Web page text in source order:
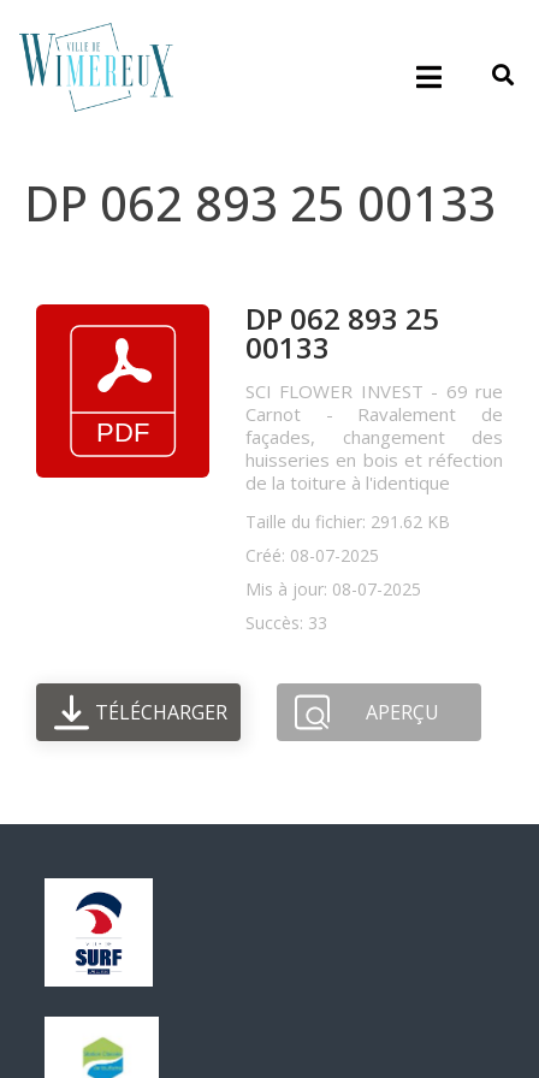
DP 062 893 25 00133
DP 062 893 25
00133
SCI FLOWER INVEST - 69 rue
Carnot - Ravalement de
façades, changement des
huisseries en bois et réfection
de la toiture à l'identique
Taille du fichier: 291.62 KB
Créé: 08-07-2025
Mis à jour: 08-07-2025
Succès: 33
TÉLÉCHARGER APERÇU